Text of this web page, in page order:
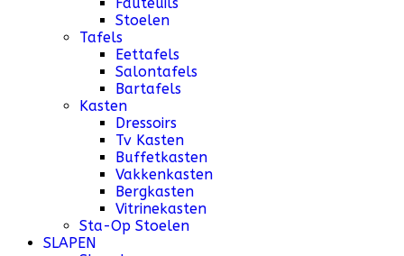
Stoelen
Tafels
Eettafels
Salontafels
Bartafels
Kasten
Dressoirs
Tv Kasten
Buffetkasten
Vakkenkasten
Bergkasten
Vitrinekasten
Sta-Op Stoelen
SLAPEN